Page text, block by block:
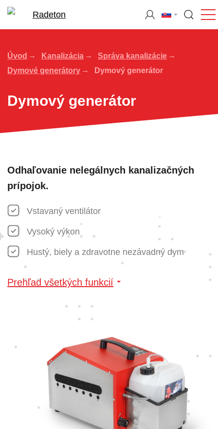
Úvod Kanalizácia
Správa kanalizácie
Dymové generátory
Dymový generátor
Dymový generátor
Odhaľovanie nelegálnych kanalizačných
prípojok.
Vstavaný ventilátor
Vysoký výkon
Hustý, biely a zdravotne nezávadný dym
Prehľad všetkých funkcií